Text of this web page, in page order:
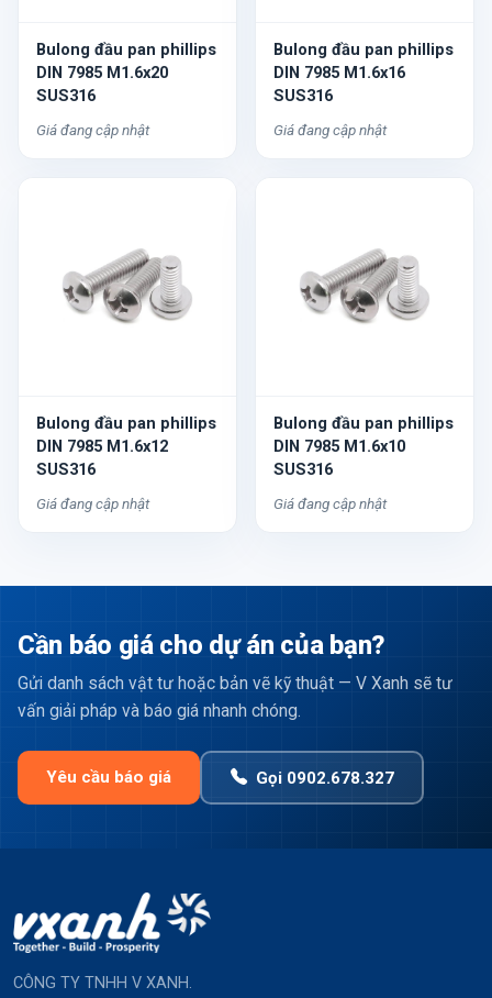
Bulong đầu pan phillips
DIN 7985 M1.6x20
SUS316
Giá đang cập nhật
Bulong đầu pan phillips
DIN 7985 M1.6x16
SUS316
Giá đang cập nhật
Bulong đầu pan phillips
DIN 7985 M1.6x12
SUS316
Giá đang cập nhật
Bulong đầu pan phillips
DIN 7985 M1.6x10
SUS316
Giá đang cập nhật
Cần báo giá cho dự án của bạn?
Gửi danh sách vật tư hoặc bản vẽ kỹ thuật — V Xanh sẽ tư
vấn giải pháp và báo giá nhanh chóng.
Yêu cầu báo giá Gọi 0902.678.327
CÔNG TY TNHH V XANH.